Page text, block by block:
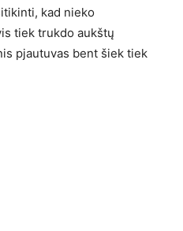
kad nieko
tiek trukdo aukštų
pjautuvas bent šiek tiek